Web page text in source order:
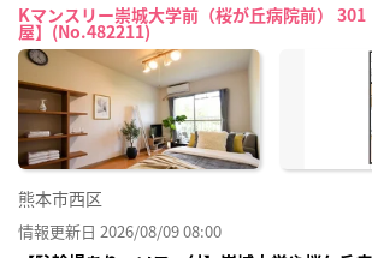
Kマンスリー崇城大学前（桜が丘病院前）
屋】(No.482211)
熊本市西区
情報更新日 2026/08/09 08:00